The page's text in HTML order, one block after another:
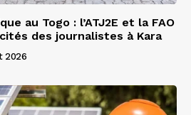
au Togo : l’ATJ2E et la FAO
des journalistes à Kara
2026